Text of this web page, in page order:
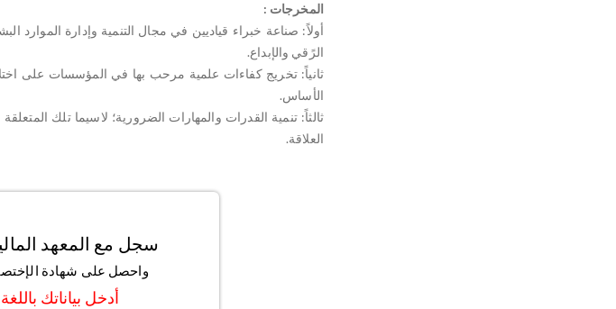
المخرجات :
أولاً: صناعة خبراء قياديين في مجال التنمية وإدارة
الرًقي والإبداع.
ثانياً: تخريج كفاءات علمية مرحب بها في المؤسسات على
الأساس.
ثالثاً: تنمية القدرات والمهارات الضرورية؛ لاسيما تلك
العلاقة.
سجل مع المعهد
واحصل على شهادة
أدخل بياناتك